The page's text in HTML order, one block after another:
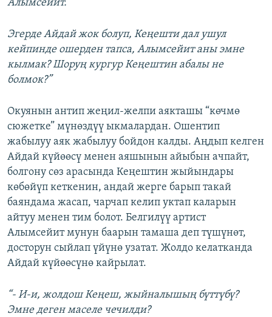
Алымсейит.
Эгерде Айдай жок болуп, Кеңешти дал ушул
кейпинде ошерден тапса, Алымсейит аны эмне
кылмак? Шоруң кургур Кеңештин абалы не
болмок?”
Окуянын антип жеңил-желпи аякташы “көчмө
сюжетке” мүнөздүү ыкмалардан. Ошентип
жабылуу аяк жабылуу бойдон калды. Аңдып келген
Айдай күйөөсү менен аяшынын айыбын ачпайт,
болгону сөз арасында Кеңештин жыйындары
көбөйүп кеткенин, андай жерге барып такай
баяндама жасап, чарчап келип уктап каларын
айтуу менен тим болот. Белгилүү артист
Алымсейит мунун баарын тамаша деп түшүнөт,
досторун сыйлап үйүнө узатат. Жолдо келатканда
Айдай күйөөсүнө кайрылат.
“- И-и, жолдош Кеңеш, жыйналышың бүттүбү?
Эмне деген маселе чечилди?